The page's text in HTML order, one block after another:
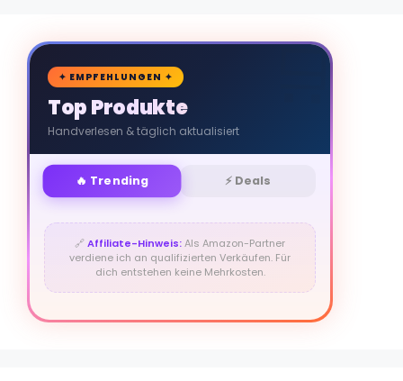
🛒
✦ EMPFEHLUNGEN ✦
Top Produkte
Handverlesen & täglich aktualisiert
🔥 Trending ⚡ Deals
🔗Affiliate-Hinweis:Als Amazon-Partner
verdiene ich an qualifizierten Verkäufen. Für
dich entstehen keine Mehrkosten.